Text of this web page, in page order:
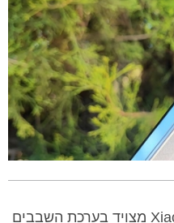
Xiaomi Redmi Note 11 Pro Plus מצויד בערכת השבבים